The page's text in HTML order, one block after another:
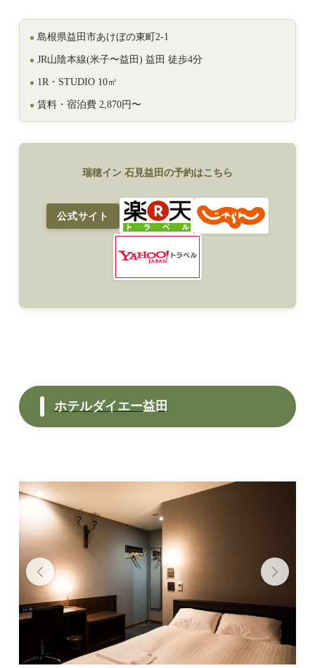
島根県益田市あけぼの東町2-1
JR山陰本線(米子〜益田) 益田 徒歩4分
1R・STUDIO 10㎡
賃料・宿泊費 2,870円〜
瑞穂イン 石見益田の予約はこちら
公式サイト
ホテルダイエー益田